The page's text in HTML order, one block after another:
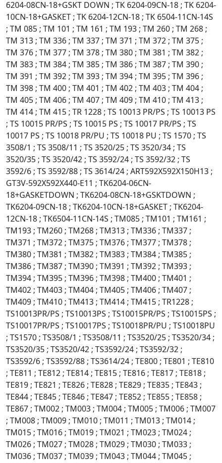
6204-08CN-18+GSKT DOWN ; TK 6204-09CN-18 ; TK 6204-
10CN-18+GASKET ; TK 6204-12CN-18 ; TK 6504-11CN-14S
; TM 085 ; TM 101 ; TM 161 ; TM 193 ; TM 260 ; TM 268 ;
TM 313 ; TM 336 ; TM 337 ; TM 371 ; TM 372 ; TM 375 ;
TM 376 ; TM 377 ; TM 378 ; TM 380 ; TM 381 ; TM 382 ;
TM 383 ; TM 384 ; TM 385 ; TM 386 ; TM 387 ; TM 390 ;
TM 391 ; TM 392 ; TM 393 ; TM 394 ; TM 395 ; TM 396 ;
TM 398 ; TM 400 ; TM 401 ; TM 402 ; TM 403 ; TM 404 ;
TM 405 ; TM 406 ; TM 407 ; TM 409 ; TM 410 ; TM 413 ;
TM 414 ; TM 415 ; TR 1228 ; TS 10013 PR/PS ; TS 10013 PS
; TS 10015 PR/PS ; TS 10015 PS ; TS 10017 PR/PS ; TS
10017 PS ; TS 10018 PR/PU ; TS 10018 PU ; TS 1570 ; TS
3508/1 ; TS 3508/11 ; TS 3520/25 ; TS 3520/34 ; TS
3520/35 ; TS 3520/42 ; TS 3592/24 ; TS 3592/32 ; TS
3592/6 ; TS 3592/88 ; TS 3614/24 ; ART592X592X150H13 ;
GT3V-592X592X440-E11 ; TK6204-06CN-
18+GASKETDOWN ; TK6204-08CN-18+GSKTDOWN ;
TK6204-09CN-18 ; TK6204-10CN-18+GASKET ; TK6204-
12CN-18 ; TK6504-11CN-14S ; TM085 ; TM101 ; TM161 ;
TM193 ; TM260 ; TM268 ; TM313 ; TM336 ; TM337 ;
TM371 ; TM372 ; TM375 ; TM376 ; TM377 ; TM378 ;
TM380 ; TM381 ; TM382 ; TM383 ; TM384 ; TM385 ;
TM386 ; TM387 ; TM390 ; TM391 ; TM392 ; TM393 ;
TM394 ; TM395 ; TM396 ; TM398 ; TM400 ; TM401 ;
TM402 ; TM403 ; TM404 ; TM405 ; TM406 ; TM407 ;
TM409 ; TM410 ; TM413 ; TM414 ; TM415 ; TR1228 ;
TS10013PR/PS ; TS10013PS ; TS10015PR/PS ; TS10015PS ;
TS10017PR/PS ; TS10017PS ; TS10018PR/PU ; TS10018PU
; TS1570 ; TS3508/1 ; TS3508/11 ; TS3520/25 ; TS3520/34 ;
TS3520/35 ; TS3520/42 ; TS3592/24 ; TS3592/32 ;
TS3592/6 ; TS3592/88 ; TS3614/24 ; TE800 ; TE801 ; TE810
; TE811 ; TE812 ; TE814 ; TE815 ; TE816 ; TE817 ; TE818 ;
TE819 ; TE821 ; TE826 ; TE828 ; TE829 ; TE835 ; TE843 ;
TE844 ; TE845 ; TE846 ; TE847 ; TE852 ; TE855 ; TE858 ;
TE867 ; TM002 ; TM003 ; TM004 ; TM005 ; TM006 ; TM007
; TM008 ; TM009 ; TM010 ; TM011 ; TM013 ; TM014 ;
TM015 ; TM016 ; TM019 ; TM021 ; TM023 ; TM024 ;
TM026 ; TM027 ; TM028 ; TM029 ; TM030 ; TM033 ;
TM036 ; TM037 ; TM039 ; TM043 ; TM044 ; TM045 ;